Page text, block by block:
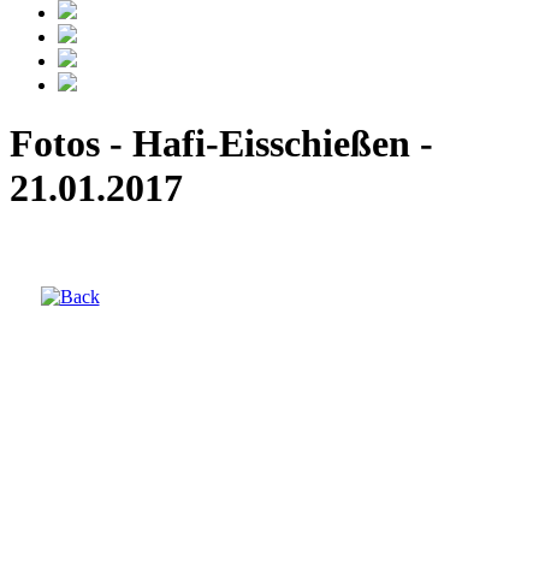
Fotos - Hafi-Eisschießen -
21.01.2017